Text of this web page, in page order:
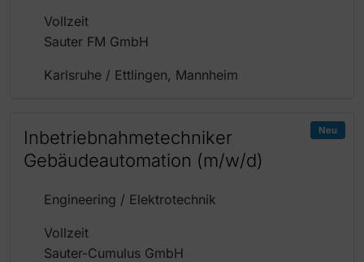
Vollzeit
Sauter FM GmbH
Karlsruhe / Ettlingen, Mannheim
Neu
Inbetriebnahmetechniker
Gebäudeautomation (m/w/d)
Engineering / Elektrotechnik
Vollzeit
Sauter-Cumulus GmbH